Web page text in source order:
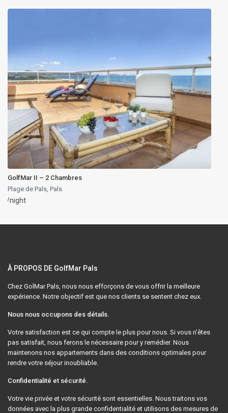
GolfMar II – 2 Chambres
Plage de Pals ,Pals
/night
À PROPOS DE GolfMar Pals
Chez GolMar Pals, nous nous efforçons de vous offrir la meilleure
expérience. Notre objectif est que nos clients se sentent chez eux.
Nous nous occupons des détails.
Votre satisfaction est ce qui compte le plus pour nous. Si vous n’êtes
pas satisfait, nous ferons le nécessaire pour y remédier. Nous
maintenons nos appartements dans des conditions optimales pour
rendre votre séjour inoubliable.
Confidentialité et sécurité.
Votre vie privée et votre sécurité sont essentielles. Nous traitons vos
données avec la plus grande confidentialité et utilisons des mesures de